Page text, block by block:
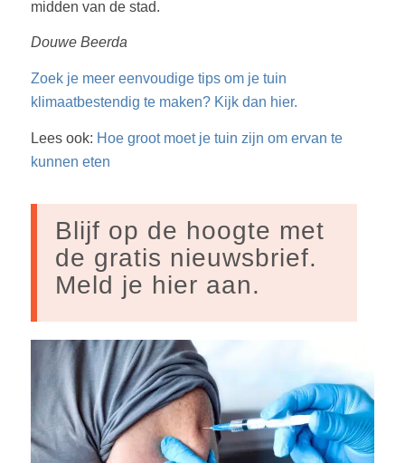
midden van de stad.
Douwe Beerda
Zoek je meer eenvoudige tips om je tuin
klimaatbestendig te maken? Kijk dan hier.
Lees ook: Hoe groot moet je tuin zijn om ervan te
kunnen eten
Blijf op de hoogte met
de gratis nieuwsbrief.
Meld je hier aan.